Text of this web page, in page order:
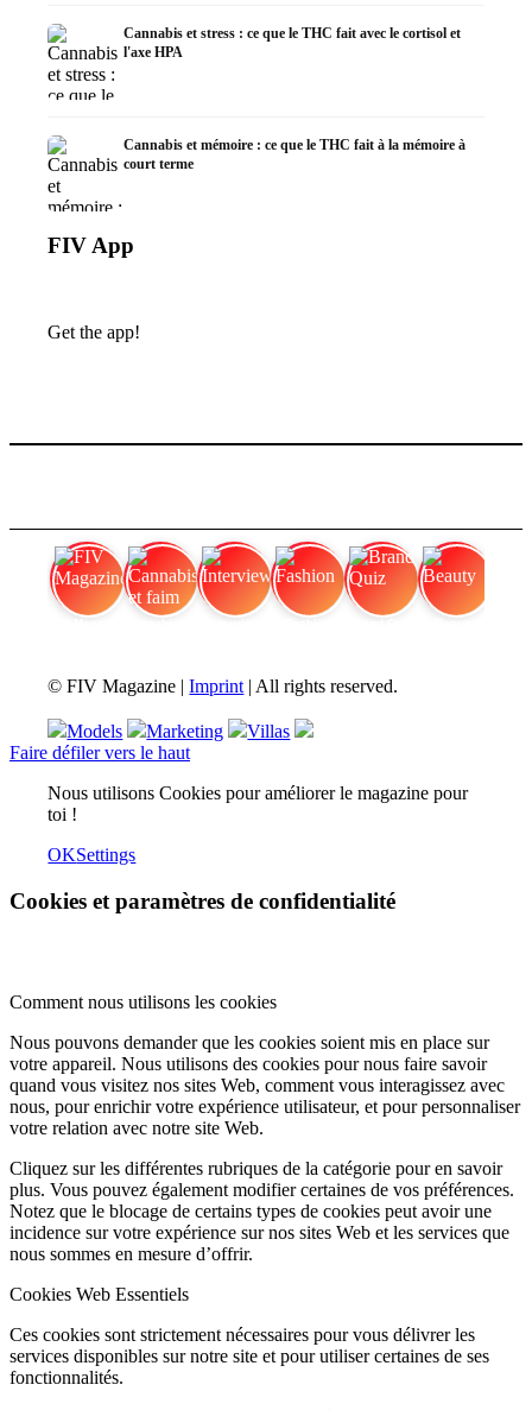
Cannabis et stress : ce que le THC fait avec le cortisol et
l'axe HPA
Cannabis et mémoire : ce que le THC fait à la mémoire à
court terme
FIV App
Get the app!
© FIV Magazine |Imprint | All rights reserved.
Models Marketing
Villas
Faire défiler vers le haut
Nous utilisons Cookies pour améliorer le magazine pour
toi !
OKSettings
Cookies et paramètres de confidentialité
Comment nous utilisons les cookies
Nous pouvons demander que les cookies soient mis en place sur
votre appareil. Nous utilisons des cookies pour nous faire savoir
quand vous visitez nos sites Web, comment vous interagissez avec
nous, pour enrichir votre expérience utilisateur, et pour personnaliser
votre relation avec notre site Web.
Cliquez sur les différentes rubriques de la catégorie pour en savoir
plus. Vous pouvez également modifier certaines de vos préférences.
Notez que le blocage de certains types de cookies peut avoir une
incidence sur votre expérience sur nos sites Web et les services que
nous sommes en mesure d’offrir.
Cookies Web Essentiels
Ces cookies sont strictement nécessaires pour vous délivrer les
services disponibles sur notre site et pour utiliser certaines de ses
fonctionnalités.